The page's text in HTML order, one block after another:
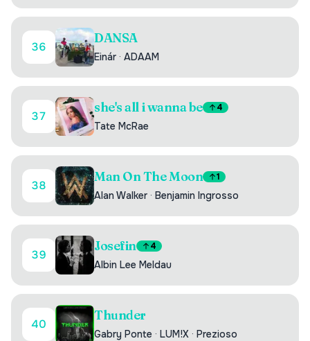
36
DANSA
Einár · ADAAM
37
she's all i wanna be 4
Tate McRae
38
Man On The Moon 1
Alan Walker · Benjamin Ingrosso
39
Josefin 4
Albin Lee Meldau
40
Thunder
Gabry Ponte · LUM!X · Prezioso